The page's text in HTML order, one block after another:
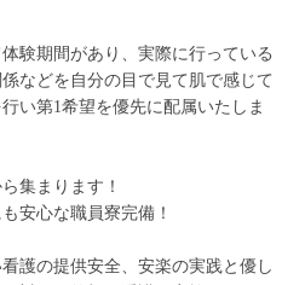
験期間があり、実際に行っている
などを自分の目で見て肌で感じて
い第1希望を優先に配属いたしま
集まります！
安心な職員寮完備！
護の提供安全、安楽の実践と優し